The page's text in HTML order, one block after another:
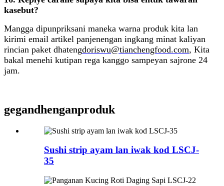
kasebut?
Mangga dipunpriksani maneka warna produk kita lan
kirimi email artikel panjenengan ingkang minat kaliyan
rincian paket dhatengdoriswu@tianchengfood.com, Kita
bakal menehi kutipan rega kanggo sampeyan sajrone 24
jam.
gegandhenganproduk
Sushi strip ayam lan iwak kod LSCJ-
35